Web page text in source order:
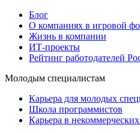
Блог
О компаниях в игровой
Жизнь в компании
ИТ-проекты
Рейтинг работодателей
Молодым специалистам
Карьера для молодых
Школа программистов
Карьера в